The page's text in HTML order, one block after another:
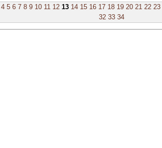
4 5 6 7 8 9 10 11 12 13 14 15 16 17 18 19 20 21 22 23
32 33 34